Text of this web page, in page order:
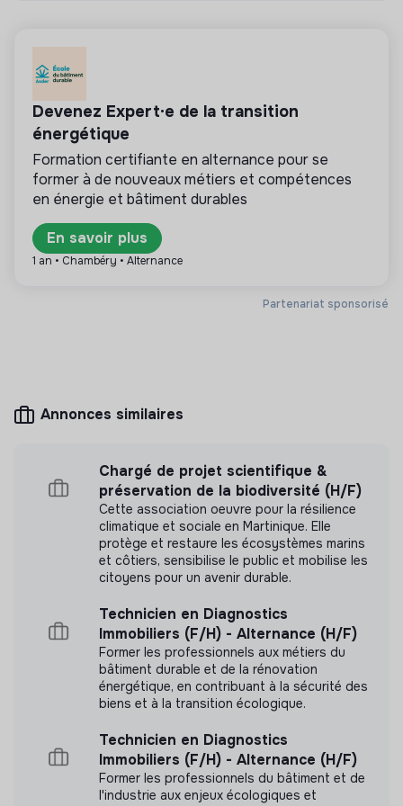
La mission de cette structure est d’aider les
entreprises ou les citoyens à améliorer leur
impact environnemental et social. Par exemple le
conseil en RSE, la formation, la sensibilisation aux
enjeux de la transition, les médias,…
Plus d'informations
Site internet
geranium n'a pas encore transmis de mesure
Labels et certifications
Cette structure n'a pas souhaité nous
communiquer les labels ou certifications qu'elle a
pu obtenir.
Documents
N'a pas encore communiqué de documents de
transparence
Partenariat sponsorisé
Devenez Expert·e de la transition
énergétique
Formation certifiante en alternance pour se
former à de nouveaux métiers et compétences
en énergie et bâtiment durables
En savoir plus
1 an • Chambéry • Alternance
Annonces similaires
Chargé de projet scientifique &
préservation de la biodiversité (H/F)
Cette association oeuvre pour la résilience
climatique et sociale en Martinique. Elle
protège et restaure les écosystèmes marins
et côtiers, sensibilise le public et mobilise les
citoyens pour un avenir durable.
Technicien en Diagnostics
Immobiliers (F/H) - Alternance (H/F)
Former les professionnels aux métiers du
bâtiment durable et de la rénovation
énergétique, en contribuant à la sécurité des
biens et à la transition écologique.
Technicien en Diagnostics
Immobiliers (F/H) - Alternance (H/F)
Former les professionnels du bâtiment et de
l'industrie aux enjeux écologiques et